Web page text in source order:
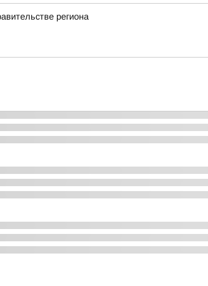
региона